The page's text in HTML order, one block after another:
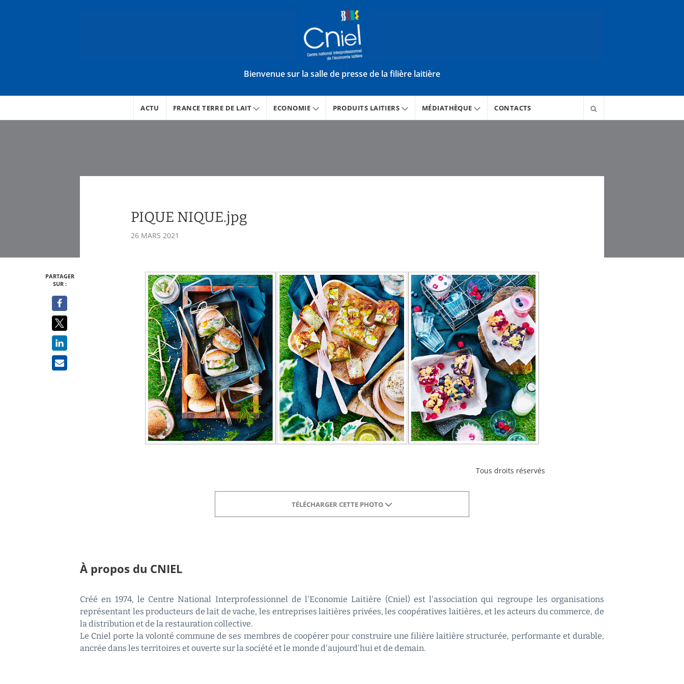
Bienvenue sur la salle de presse de la filière laitière
ACTU FRANCE TERRE DE LAIT ECONOMIE PRODUITS LAITIERS MÉDIATHÈQUE CONTACTS
PIQUE NIQUE.jpg
26 MARS 2021
PARTAGER
SUR :
Tous droits réservés
TÉLÉCHARGER CETTE PHOTO
À propos du CNIEL
Créé en 1974, le Centre National Interprofessionnel de l'Economie Laitière (Cniel) est l'association qui regroupe les organisations
représentant les producteurs de lait de vache, les entreprises laitières privées, les coopératives laitières, et les acteurs du commerce, de
la distribution et de la restauration collective.
Le Cniel porte la volonté commune de ses membres de coopérer pour construire une filière laitière structurée, performante et durable,
ancrée dans les territoires et ouverte sur la société et le monde d'aujourd'hui et de demain.